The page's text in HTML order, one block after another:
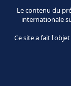
Le contenu du
internationale
Ce site a fait